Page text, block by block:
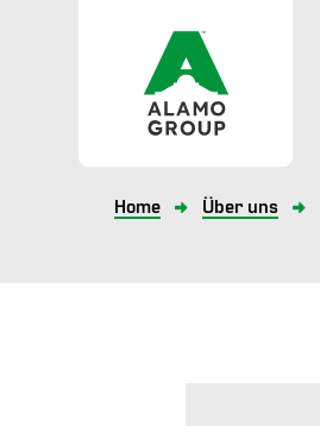
Home Über uns